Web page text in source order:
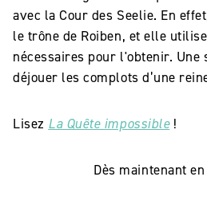
avec la Cour des Seelie. En
le trône de Roiben, et elle
nécessaires pour l'obtenir.
déjouer les complots d’une
Lisez La Quête impossible!
Dès maintenant